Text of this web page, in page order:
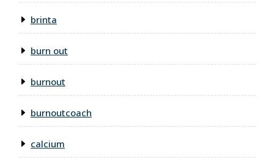
brinta
burn out
burnout
burnoutcoach
calcium